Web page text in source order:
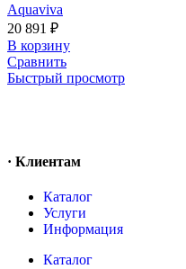
Aquaviva
20 891 ₽
В корзину
Сравнить
Быстрый просмотр
· Клиентам
Каталог
Услуги
Информация
Каталог